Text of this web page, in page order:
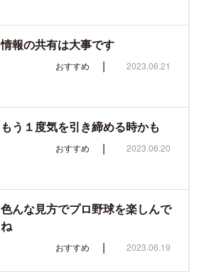
情報の共有は大事です
おすすめ | 2023.06.21
もう１度気を引き締める時かも
おすすめ | 2023.06.20
色んな見方でプロ野球を楽しんで
ね
おすすめ | 2023.06.19